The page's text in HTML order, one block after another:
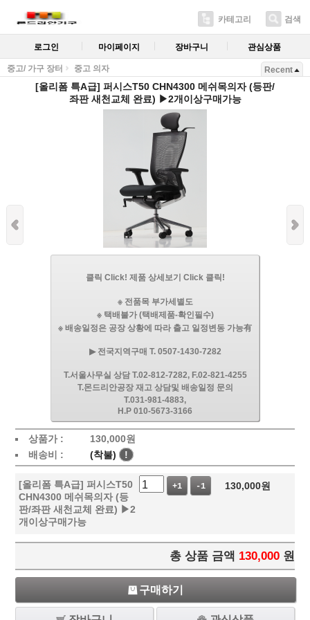
카테고리 검색
로그인 마이페이지 장바구니 관심상품
중고/ 가구 장터 중고 의자 Recent
[올리폼 특A급] 퍼시스T50 CHN4300 메쉬목의자 (등판/
좌판 새천교체 완료) ▶2개이상구매가능
클릭 Click! 제품 상세보기 Click 클릭!
※ 전품목 부가세별도
※ 택배불가 (택배제품-확인필수)
※ 배송일정은 공장 상황에 따라 출고 일정변동 가능有
▶ 전국지역구매 T. 0507-1430-7282
T.서울사무실 상담 T.02-812-7282, F.02-821-4255
T.몬드리안공장 재고 상담및 배송일정 문의
T.031-981-4883,
H.P 010-5673-3166
상품가 : 130,000원
배송비 :
(착불) !
[올리폼 특A급] 퍼시스T50
CHN4300 메쉬목의자 (등
판/좌판 새천교체 완료) ▶2
개이상구매가능
+1 -1 130,000원
총 상품 금액 130,000 원
구매하기